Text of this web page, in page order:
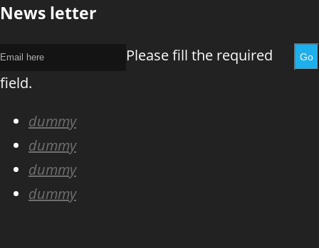
News letter
Please fill the required
field.
Go
dummy
dummy
dummy
dummy